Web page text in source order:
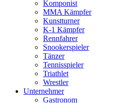
Komponist
MMA Kämpfer
Kunstturner
K-1 Kämpfer
Rennfahrer
Snookerspieler
Tänzer
Tennisspieler
Triathlet
Wrestler
Unternehmer
Gastronom